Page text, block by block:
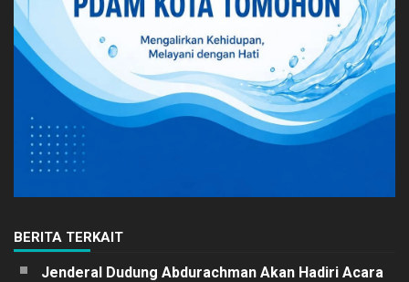
BERITA TERKAIT
Jenderal Dudung Abdurachman Akan Hadiri Acara